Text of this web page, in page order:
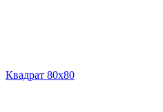
Квадрат 80х80